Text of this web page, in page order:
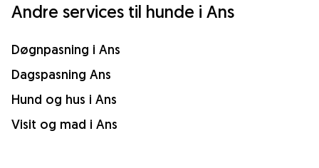
Andre services til hunde i Ans
Døgnpasning i Ans
Dagspasning Ans
Hund og hus i Ans
Visit og mad i Ans